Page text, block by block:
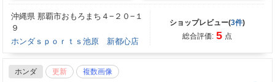
沖縄県 那覇市おもろまち４−２０−１
９
ホンダｓｐｏｒｔｓ池原 新都心店
ショップレビュー(3件)
総合評価: 5 点
ホンダ 更新 複数画像